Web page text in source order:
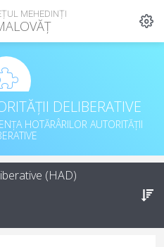
MEHEDINȚI
DELIBERATIVE
HOTĂRÂRILOR AUTORITĂȚII
(HAD)